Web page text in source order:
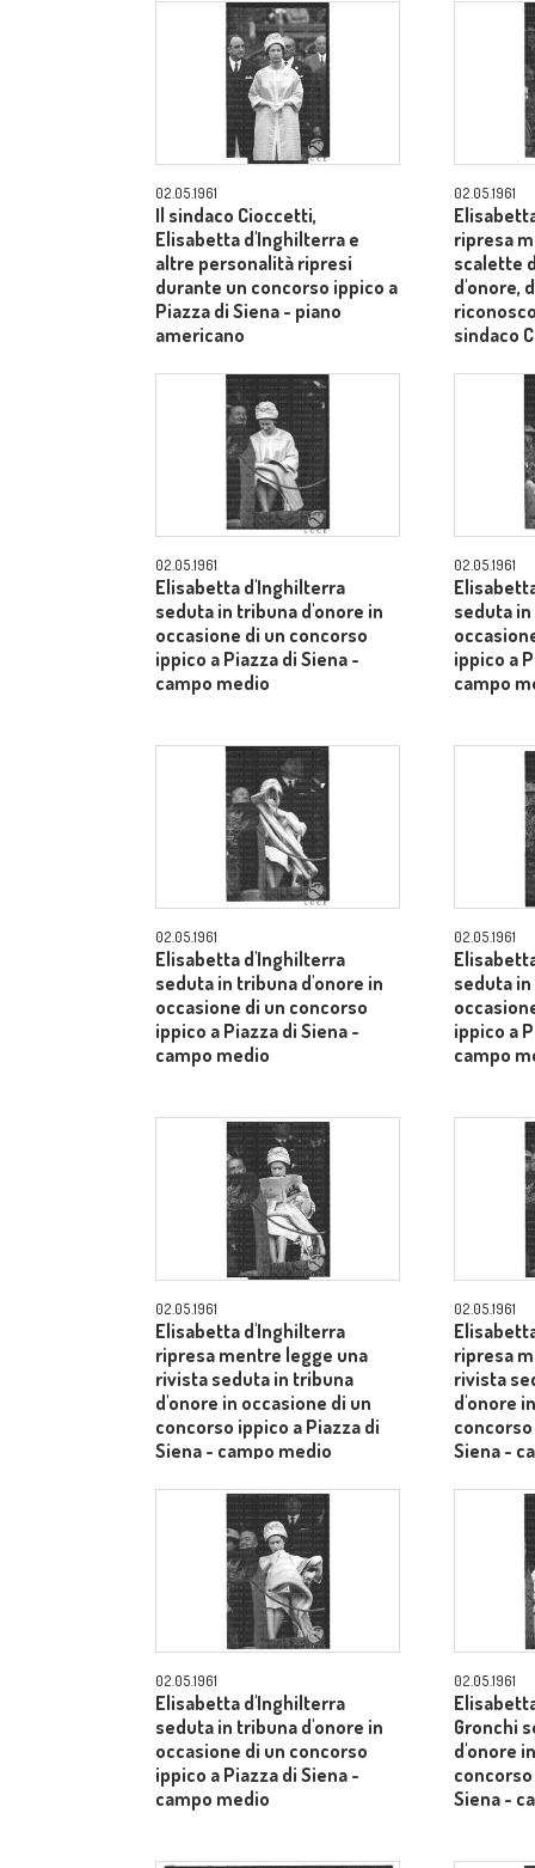
02.05.1961
Il sindaco Cioccetti,
Elisabetta d'Inghilterra e
altre personalità ripresi
durante un concorso ippico a
Piazza di Siena - piano
americano
02.05.1961
ripresa
scalette
d'onore,
sindaco
02.05.1961
Elisabetta d'Inghilterra
seduta in tribuna d'onore in
occasione di un concorso
ippico a Piazza di Siena -
campo medio
02.05.1961
seduta
ippico a
campo
02.05.1961
Elisabetta d'Inghilterra
seduta in tribuna d'onore in
occasione di un concorso
ippico a Piazza di Siena -
campo medio
02.05.1961
seduta
ippico a
campo
02.05.1961
Elisabetta d'Inghilterra
ripresa mentre legge una
rivista seduta in tribuna
d'onore in occasione di un
concorso ippico a Piazza di
Siena - campo medio
02.05.1961
ripresa
rivista
d'onore
Siena -
02.05.1961
Elisabetta d'Inghilterra
seduta in tribuna d'onore in
occasione di un concorso
ippico a Piazza di Siena -
campo medio
02.05.1961
Gronchi
d'onore
Siena -